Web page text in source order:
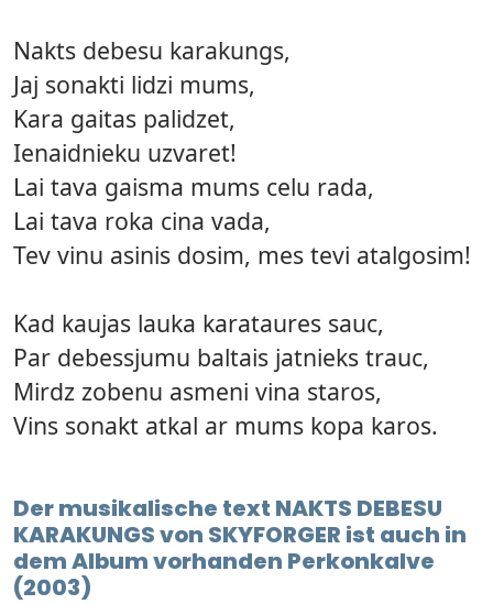
Nakts debesu karakungs,
Jaj sonakti lidzi mums,
Kara gaitas palidzet,
Ienaidnieku uzvaret!
Lai tava gaisma mums celu rada,
Lai tava roka cina vada,
Tev vinu asinis dosim, mes tevi atalgosim!
Kad kaujas lauka karataures sauc,
Par debessjumu baltais jatnieks trauc,
Mirdz zobenu asmeni vina staros,
Vins sonakt atkal ar mums kopa karos.
Der musikalische text NAKTS DEBESU
KARAKUNGS von SKYFORGER ist auch in
dem Album vorhanden Perkonkalve
(2003)